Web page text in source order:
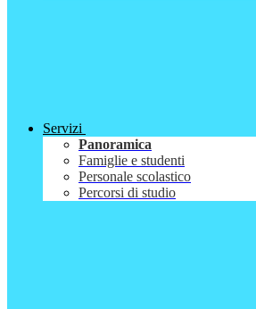
Servizi
Panoramica
Famiglie e studenti
Personale scolastico
Percorsi di studio